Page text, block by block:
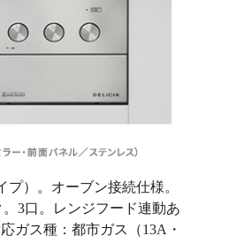
）。オーブン接続仕様。
3口。レンジフード連動あ
ガス種：都市ガス（13A・